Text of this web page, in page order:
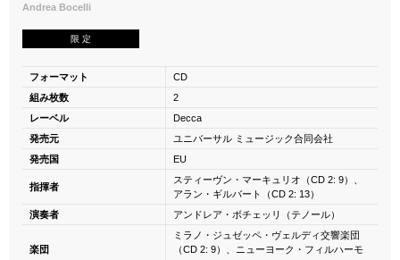
Andrea Bocelli
限 定
フォーマット
CD
組み枚数
2
レーベル
Decca
発売元
ユニバーサル ミュージック合同会社
発売国
EU
指揮者
スティーヴン・マーキュリオ（CD 2: 9）、
アラン・ギルバート（CD 2: 13）
演奏者
アンドレア・ボチェッリ（テノール）
楽団
ミラノ・ジュゼッペ・ヴェルディ交響楽団
（CD 2: 9）、ニューヨーク・フィルハーモ